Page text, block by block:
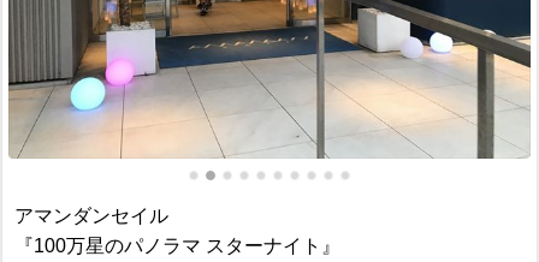
アマンダンセイル
『100万星のパノラマ スターナイト』